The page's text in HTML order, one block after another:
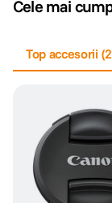
Cele mai
Top accesorii (2